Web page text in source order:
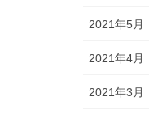
2021年5月
2021年4月
2021年3月